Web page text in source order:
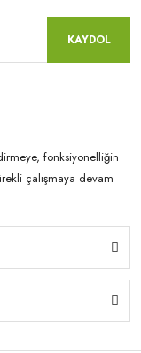
KAYDOL
fonksiyonelliğin
çalışmaya devam